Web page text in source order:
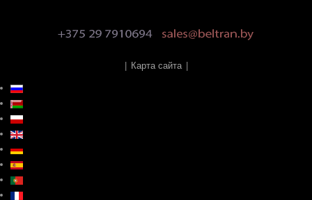
Карта сайта